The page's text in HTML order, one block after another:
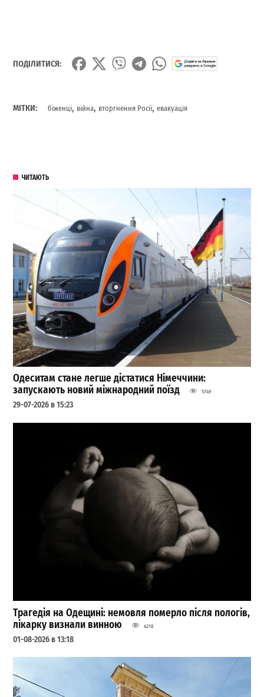
ПОДІЛИТИСЯ:
МІТКИ: біженці, війна, вторгнення Росії,евакуація
ЧИТАЮТЬ
Одеситам стане легше дістатися Німеччини:
запускають новий міжнародний поїзд
5749
29-07-2026 в 15:23
Трагедія на Одещині: немовля померло після пологів,
лікарку визнали винною
4218
01-08-2026 в 13:18